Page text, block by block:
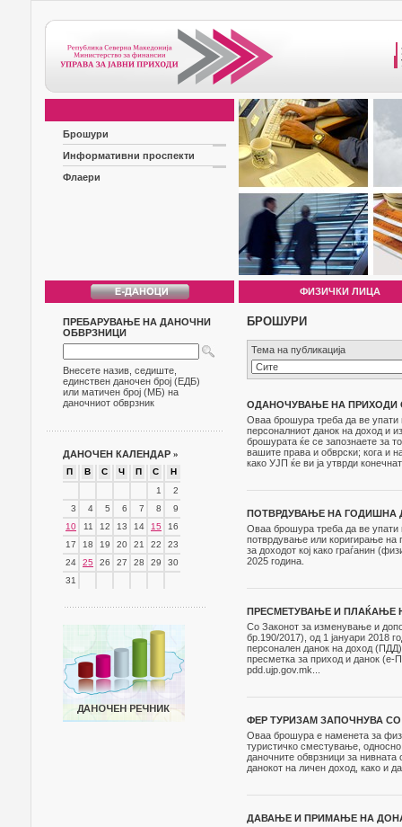
Брошури
Информативни проспекти
Флаери
ФИЗИЧКИ ЛИЦА
ПРЕБАРУВАЊЕ НА ДАНОЧНИ
ОБВРЗНИЦИ
Внесете назив, седиште,
единствен даночен број (ЕДБ)
или матичен број (МБ) на
даночниот обврзник
ДАНОЧЕН КАЛЕНДАР »
П В С Ч П С
Н
1
2
3
4 5 6 7 8
9
10
11 12 13 14 15
16
17
18 19 20 21 22
23
24
25 26 27 28 29
30
31
БРОШУРИ
Тема на публикација
ОДАНОЧУВАЊЕ НА ПРИХОДИ
Оваа брошура треба да ве упати
персоналниот данок на доход и
брошурата ќе се запознаете за
вашите права и обврски; кога и
како УЈП ќе ви ја утврди
ПОТВРДУВАЊЕ НА ГОДИШНА
Оваа брошура треба да ве упати
потврдување или коригирање на
за доходот коj како граѓанин
2025 година.
ПРЕСМЕТУВАЊЕ И ПЛАЌАЊЕ
Со Законот за изменување и
бр.190/2017), од 1 јануари 2018
персонален данок на доход
пресметка за приход и данок (е-
pdd.ujp.gov.mk...
ФЕР ТУРИЗАМ ЗАПОЧНУВА
Оваа брошура е наменета за
туристичко сместување,
даночните обврзници за
данокот на личен доход, како и
ДАВАЊЕ И ПРИМАЊЕ НА